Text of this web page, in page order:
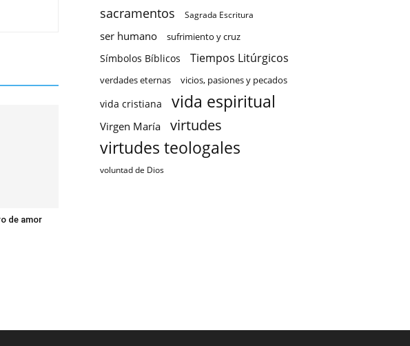
de amor
sacramentos Sagrada Escritura
ser humano sufrimiento y cruz
Símbolos Bíblicos Tiempos Litúrgicos
verdades eternas vicios, pasiones y pecados
vida cristiana vida espiritual
Virgen María virtudes
virtudes teologales
voluntad de Dios